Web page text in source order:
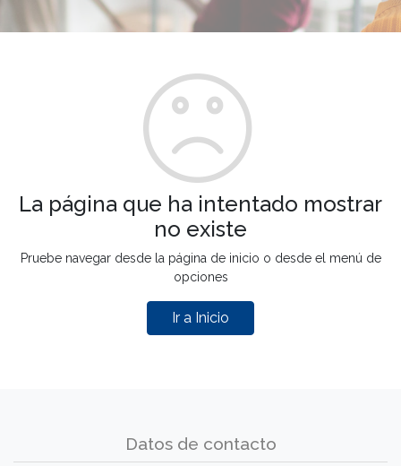
La página que ha intentado mostrar
no existe
Pruebe navegar desde la página de inicio o desde el menú de
opciones
Ir a Inicio
Datos de contacto